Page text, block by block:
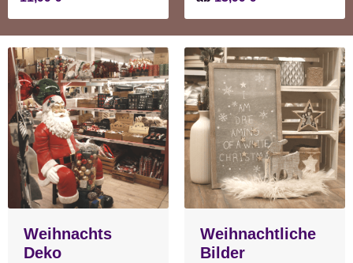
Weihnachts
Deko
Weihnachtliche
Bilder